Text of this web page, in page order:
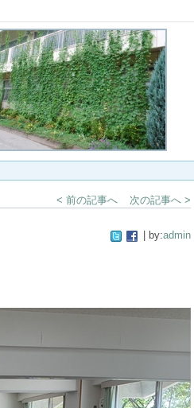
< 前の記事へ 次の記事へ >
| by:admin